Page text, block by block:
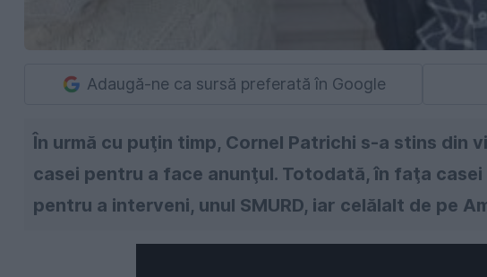
Adaugă-ne ca sursă preferată în Google
În urmă cu puţin timp, Cornel Patrichi s-a stins din
casei pentru a face anunţul. Totodată, în faţa
pentru a interveni, unul SMURD, iar celălalt de pe